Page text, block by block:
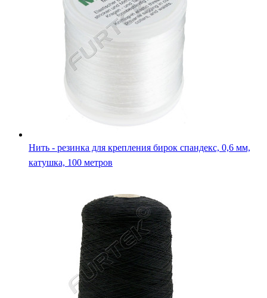
Нить - резинка для крепления бирок спандекс, 0,6 мм,
катушка, 100 метров